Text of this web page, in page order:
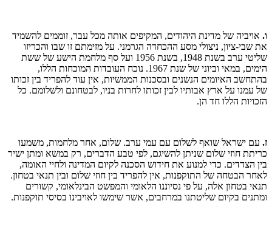
ו. אויביה של מדינת היהודים, המקיפים אותה מכל עבר, זוממים להשמיד
את שבי-ציון, ניצולי מסע ההכחדה הגרמני. על מזימתם זו שבו והכריזו
שליטי ערב בשנת 1948, בשנת 1956 ועל סף מלחמת הישע של ששת
הימים, במאי וביוני של שנת 1967. נוכח העובדות המוכחות הללו,
בהתחשב האיומים הנשנים ובסכנות הממשיות, אין עוד להפריד בין זכותו
של עמנו על ארץ אבותיו לבין זכותו לחרות בניו, לבטחונם ולשלומם. כל
הזכויות הללו חד הן.
ז. עם ישראל שואף לשלום עם עמי ערב. שלום, אחר מלחמות, משמעו
כריתת חוזי שלום שניתן להשיגם, לפי טבע הדברים, רק במשא ומתן ישיר
בין הצדדים. כדי למנוע את חידוש הסכנה לקיום המדינה ולחיי האומה,
לאחר הבטחה של התוקפנות, אין להפריד בין חוזי שלום ובין תנאי בטחון.
תנאי בטחון אלה, על פי נסיוננו הלאומי והמפשט הבינלאומי, קשורים
ומתנים בקיום שליטתנו במרחבים, אשר שימשו לאויבינו בסיסי תוקפנות.